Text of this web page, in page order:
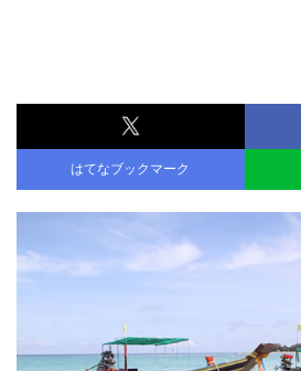
はてなブックマーク